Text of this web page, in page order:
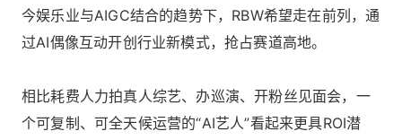
今娱乐业与AIGC结合的趋势下，RBW希望走在前列，通
过AI偶像互动开创行业新模式，抢占赛道高地。
相比耗费人力拍真人综艺、办巡演、开粉丝见面会，一
个可复制、可全天候运营的“AI艺人”看起来更具ROI潜